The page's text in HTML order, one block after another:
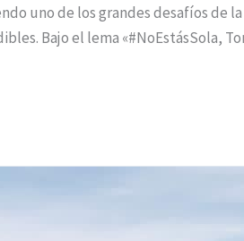
uno de los grandes desafíos de
Bajo el lema «#NoEstásSola,